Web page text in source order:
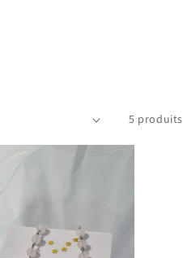
5 produits